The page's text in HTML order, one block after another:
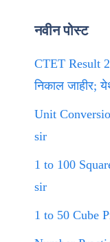
नवीन पोस्ट
CTET Result
निकाल जाहीर;
Unit
sir
1 to 100
sir
1 to 50 Cube